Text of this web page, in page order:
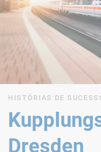
HISTÓRIAS DE
Dresden